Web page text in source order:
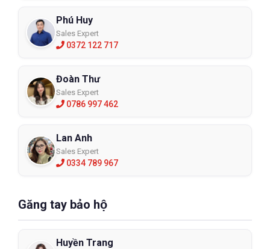
Phú Huy
Sales Expert
0372 122 717
Đoàn Thư
Sales Expert
0786 997 462
Lan Anh
Sales Expert
0334 789 967
Găng tay bảo hộ
Huyền Trang